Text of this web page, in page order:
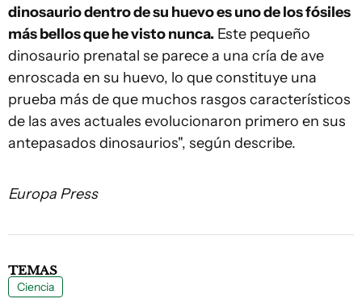
dinosaurio dentro de su huevo es uno de los fósiles
más bellos que he visto nunca. Este pequeño
dinosaurio prenatal se parece a una cría de ave
enroscada en su huevo, lo que constituye una
prueba más de que muchos rasgos característicos
de las aves actuales evolucionaron primero en sus
antepasados dinosaurios", según describe.
Europa Press
TEMAS
Ciencia